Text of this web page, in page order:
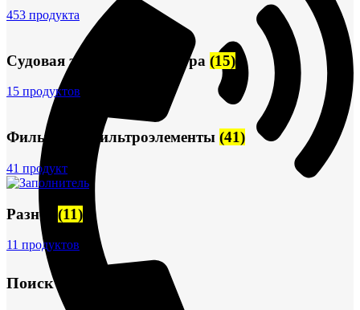
453 продукта
Судовая запорная арматура (15)
15 продуктов
Фильтры и фильтроэлементы (41)
41 продукт
Разное (11)
11 продуктов
Поиск товаров